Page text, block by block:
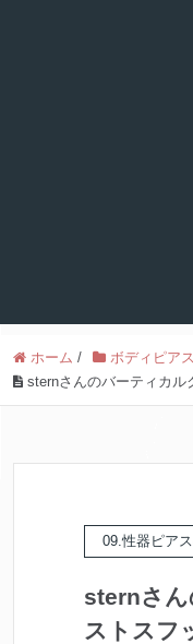
ホーム / ボディピア
sternさんのバーティカル
09.性器ピア
sternさん
ストスフ